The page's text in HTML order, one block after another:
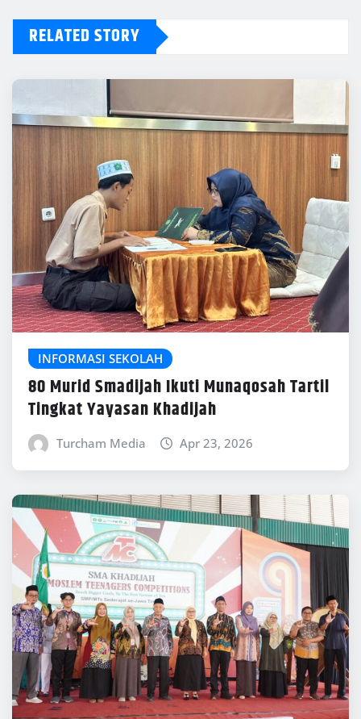
RELATED STORY
INFORMASI SEKOLAH
80 Murid Smadijah Ikuti Munaqosah Tartil
Tingkat Yayasan Khadijah
Turcham Media Apr 23, 2026